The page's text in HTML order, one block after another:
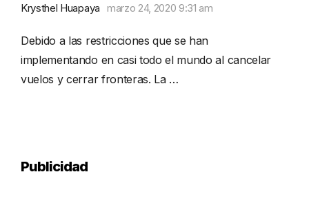
Krysthel Huapaya marzo 24, 2020 9:31 am
Debido a las restricciones que se han
implementando en casi todo el mundo al cancelar
vuelos y cerrar fronteras. La …
Publicidad